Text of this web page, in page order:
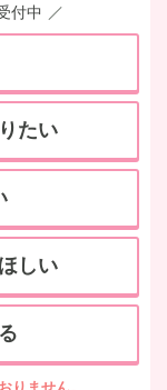
付中
たい
しい